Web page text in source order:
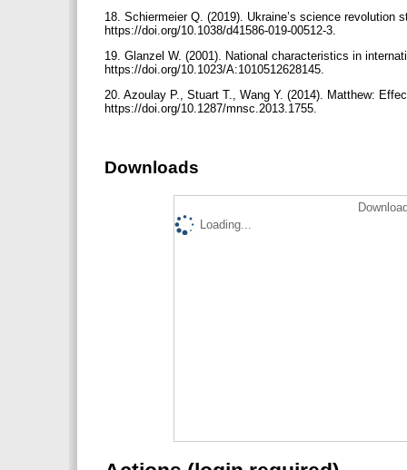
18. Schiermeier Q. (2019). Ukraine’s science revolution
https://doi.org/10.1038/d41586-019-00512-3.
19. Glanzel W. (2001). National characteristics in
https://doi.org/10.1023/A:1010512628145.
20. Azoulay P., Stuart T., Wang Y. (2014). Matthew:
https://doi.org/10.1287/mnsc.2013.1755.
Downloads
Loading...